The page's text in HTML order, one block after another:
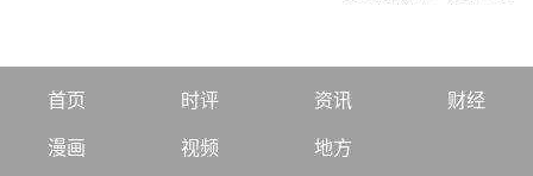
首页 时评 资讯 财经
漫画 视频 地方